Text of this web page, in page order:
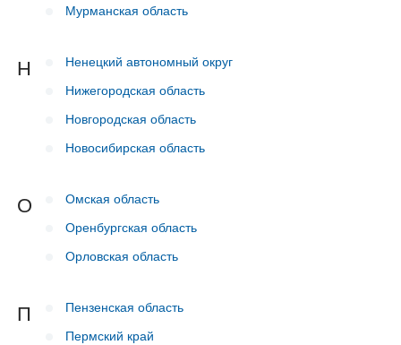
Мурманская область
Н
Ненецкий автономный округ
Нижегородская область
Новгородская область
Новосибирская область
О
Омская область
Оренбургская область
Орловская область
П
Пензенская область
Пермский край